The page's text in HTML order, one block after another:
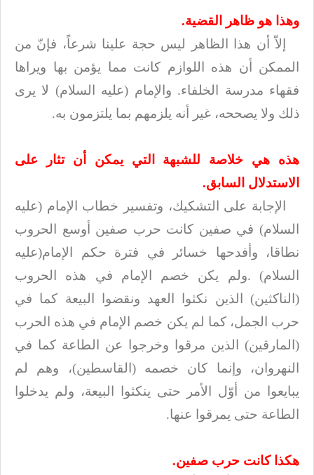
وهذا هو ظاهر القضية.
إلاّ أن هذا الظاهر ليس حجة علينا شرعاً، فإنّ من
الممكن أن هذه اللوازم كانت مما يؤمن بها ويراها
فقهاء مدرسة الخلفاء. والإمام (عليه السلام) لا يرى
ذلك ولا يصححه، غير أنه يلزمهم بما يلتزمون به.
هذه هي خلاصة للشبهة التي يمكن أن تثار على
الاستدلال السابق.
الإجابة على التشكيك، وتفسير خطاب الإمام (عليه
السلام) في صفين كانت حرب صفين أوسع الحروب
نطاقا، وأفدحها خسائر في فترة حكم الإمام(عليه
السلام) .ولم يكن خصم الإمام في هذه الحروب
(الناكثين) الذين نكثوا العهد ونقضوا البيعة كما في
حرب الجمل، كما لم يكن خصم الإمام في هذه الحرب
(المارقين) الذين مرقوا وخرجوا عن الطاعة كما في
النهروان، وإنما كان خصمه (القاسطين)، وهم
لم
يبايعوا من أوّل الأمر حتى ينكثوا البيعة، ولم يدخلوا
الطاعة حتى يمرقوا عنها.
هكذا كانت حرب صفين.